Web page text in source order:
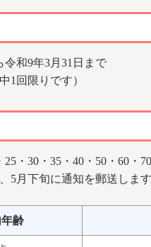
令和9年3月31日まで
1回限りです）
・30・35・40・50・60・
5月下旬に通知を郵送します
齢